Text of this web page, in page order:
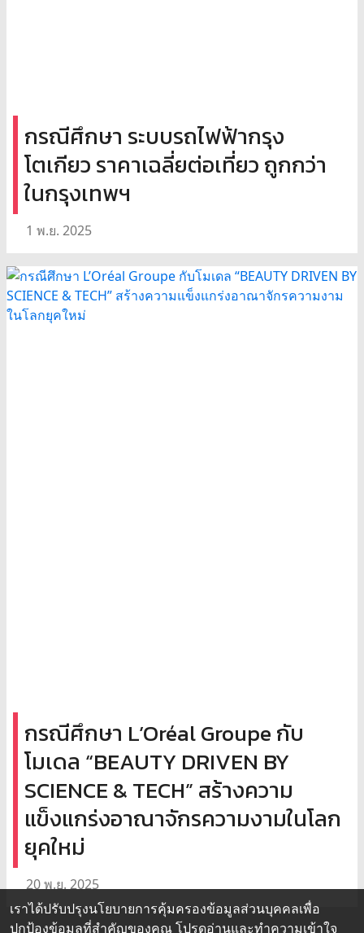
กรณีศึกษา ระบบรถไฟฟ้ากรุง
โตเกียว ราคาเฉลี่ยต่อเที่ยว ถูกกว่า
ในกรุงเทพฯ
1 พ.ย. 2025
กรณีศึกษา L’Oréal Groupe กับ
โมเดล “BEAUTY DRIVEN BY
SCIENCE & TECH” สร้างความ
แข็งแกร่งอาณาจักรความงามในโลก
ยุคใหม่
20 พ.ย. 2025
เราได้ปรับปรุงนโยบายการคุ้มครองข้อมูลส่วนบุคคลเพื่อ
ปกป้องข้อมูลที่สำคัญของคุณ โปรดอ่านและทำความเข้าใจ